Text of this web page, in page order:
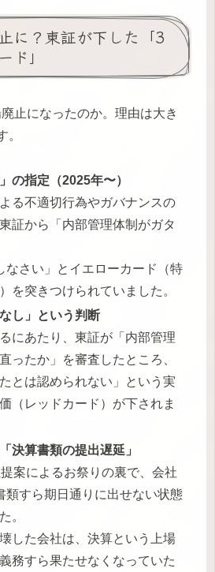
に？東証が下した「3
ド」
止になったのか。理由は大き
。
の指定（2025年〜）
る不適切行為やガバナンスの
証から「内部管理体制がガタ
なさい」とイエローカード（特
を突きつけられていました。
し」という判断
にあたり、東証が「内部管理
ったか」を審査したところ、
とは認められない」という実
（レッドカード）が下されま
決算書類の提出遅延」
案によるお祭りの裏で、会社
類すら期日通りに出せない状態
。
した会社は、決算という上場
務すら果たせなくなっていた